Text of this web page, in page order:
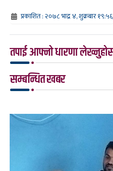
प्रकाशित : २०७८ भाद्र ४, शुक्रबार १९:५६
तपाई आफ्नो धारणा
सम्बन्धित खबर